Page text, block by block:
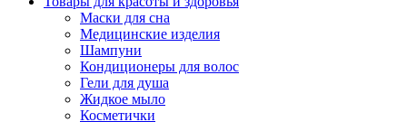
Маски для сна
Медицинские изделия
Шампуни
Кондиционеры для волос
Гели для душа
Жидкое мыло
Косметички